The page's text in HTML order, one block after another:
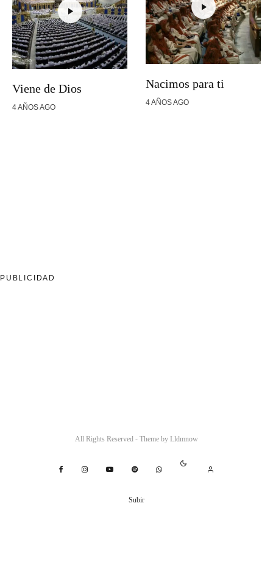
Viene de Dios
4 AÑOS AGO
Nacimos para ti
4 AÑOS AGO
PUBLICIDAD
All Rights Reserved - Theme by Lldmnow
Subir